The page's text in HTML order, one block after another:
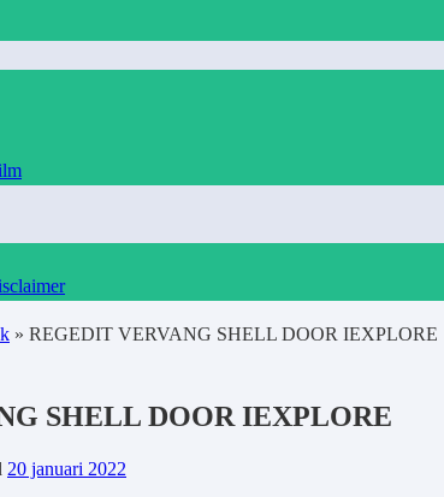
» REGEDIT VERVANG SHELL DOOR IEXPLORE
SHELL DOOR IEXPLORE
20 januari 2022